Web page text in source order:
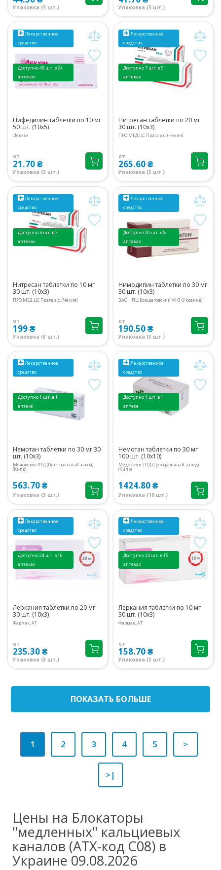
Упаковка (5 шт.) Упаковка (5 шт.)
Лекарственное
средство
Доступно 48 шт. в 24
аптеках
Нифедипин таблетки по 10 мг
50 шт. (10х5)
Лекхім
от
21.70 ₴
Упаковка (5 шт.)
Лекарственное
средство
Доступно 7 шт. в 5
аптеках
Нитресан таблетки по 20 мг
30 шт. (10х3)
ПРО.МЕД.ЦС Прага а.с. (Чехия)
от
265.60 ₴
Упаковка (3 шт.)
Лекарственное
средство
Доступно 5 шт. в 2
аптеках
Нитресан таблетки по 10 мг
30 шт. (10х3)
ПРО.МЕД.ЦС Прага а.с. (Чехия)
от
199 ₴
Упаковка (3 шт.)
Лекарственное
средство
Доступно 20 шт. в 8
аптеках
Нимодипин таблетки по 30 мг
30 шт. (10х3)
ЗАО НПЦ Борщаговский ХФЗ (Украина)
от
190.50 ₴
Упаковка (3 шт.)
Лекарственное
средство
Доступно 1 шт. в 1
аптеке
Немотан таблетки по 30 мг 30
шт. (10х3)
Медокеми ЛТД (Центральный завод)
(Кипр)
563.70 ₴
Упаковка (3 шт.)
Лекарственное
средство
Доступно 1 шт. в 1
аптеке
Немотан таблетки по 30 мг
100 шт. (10х10)
Медокеми ЛТД (Центральный завод)
(Кипр)
1424.80 ₴
Упаковка (10 шт.)
Лекарственное
средство
Доступно 24 шт. в 16
аптеках
Леркания таблетки по 20 мг
30 шт. (10х3)
Фармак, АТ
от
235.30 ₴
Упаковка (3 шт.)
Лекарственное
средство
Доступно 24 шт. в 15
аптеках
Леркания таблетки по 10 мг
30 шт. (10х3)
Фармак, АТ
от
158.70 ₴
Упаковка (3 шт.)
ПОКАЗАТЬ БОЛЬШЕ
1 2 3 4 5 >
>|
Цены на Блокаторы
"медленных" кальциевых
каналов (ATX-код C08) в
Украине 09.08.2026